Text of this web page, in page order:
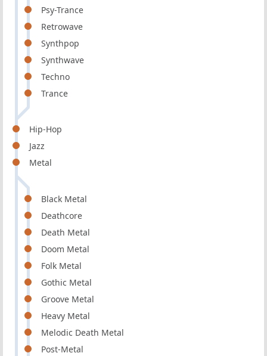
Psy-Trance
Retrowave
Synthpop
Synthwave
Techno
Trance
Hip-Hop
Jazz
Metal
Black Metal
Deathcore
Death Metal
Doom Metal
Folk Metal
Gothic Metal
Groove Metal
Heavy Metal
Melodic Death Metal
Post-Metal